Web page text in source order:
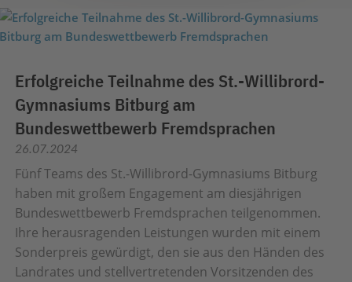
Erfolgreiche Teilnahme des St.-Willibrord-
Gymnasiums Bitburg am
Bundeswettbewerb Fremdsprachen
26.07.2024
Fünf Teams des St.-Willibrord-Gymnasiums Bitburg
haben mit großem Engagement am diesjährigen
Bundeswettbewerb Fremdsprachen teilgenommen.
Ihre herausragenden Leistungen wurden mit einem
Sonderpreis gewürdigt, den sie aus den Händen des
Landrates und stellvertretenden Vorsitzenden des